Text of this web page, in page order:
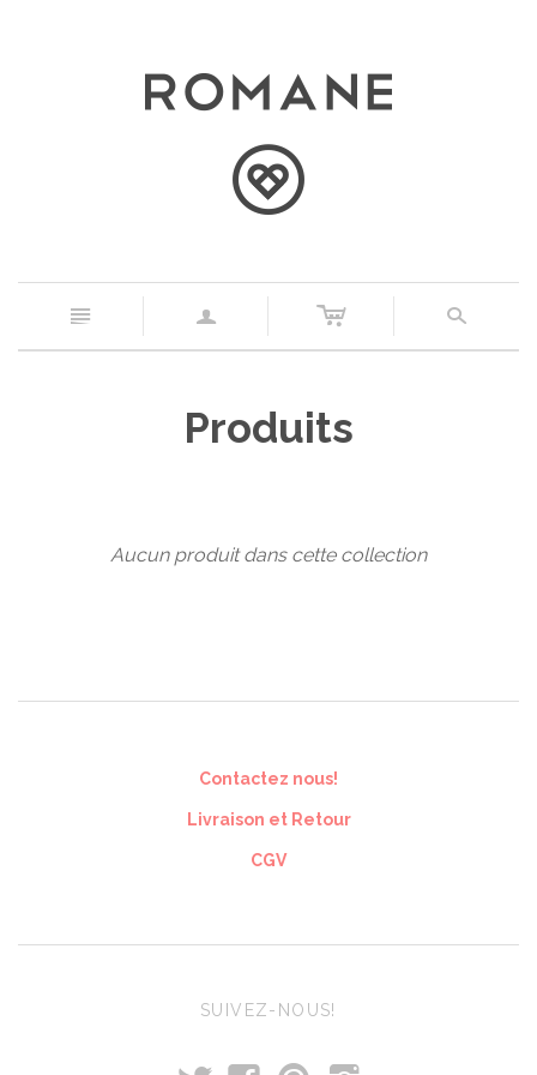
n a c s
Produits
Aucun produit dans cette collection
Contactez nous!
Livraison et Retour
CGV
SUIVEZ-NOUS!